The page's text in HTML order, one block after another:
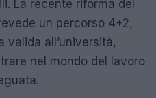
La recente riforma del
un percorso 4+2,
valida all’università,
nel mondo del lavoro